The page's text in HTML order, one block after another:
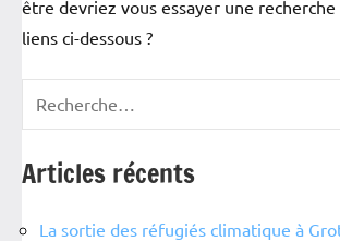
être devriez vous essayer une
liens ci-dessous ?
Articles récents
La sortie des réfugiés climatique à